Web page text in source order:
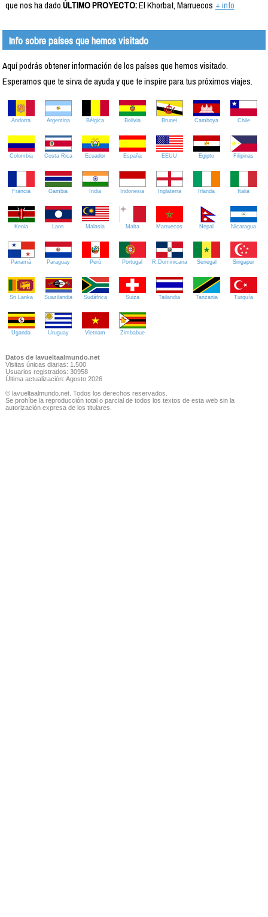
que nos ha dado.ÚLTIMO PROYECTO:El Khorbat, Marruecos + info
Info sobre países que hemos visitado
Aquí podrás obtener información de los países que hemos visitado.
Esperamos que te sirva de ayuda y que te inspire para tus próximos viajes.
Andorra Argentina Bélgica Bolivia Brunei Camboya Chile
Colombia Costa Rica Ecuador España EEUU Egipto Filipinas
Francia Gambia India Indonesia Inglaterra Irlanda Italia
Kenia Laos Malasia Malta Marruecos Nepal Nicaragua
Panamá Paraguay Perú Portugal R.Dominicana Senegal Singapur
Sri Lanka Suazilandia Sudáfrica Suiza Tailandia Tanzania Turquía
Uganda Uruguay Vietnam Zimbabue
Datos de lavueltaalmundo.net
Visitas únicas diarias: 1.500
Usuarios registrados: 30958
Última actualización: Agosto 2026
© lavueltaalmundo.net. Todos los derechos reservados.
Se prohíbe la reproducción total o parcial de todos los textos de esta web sin la
autorización expresa de los titulares.